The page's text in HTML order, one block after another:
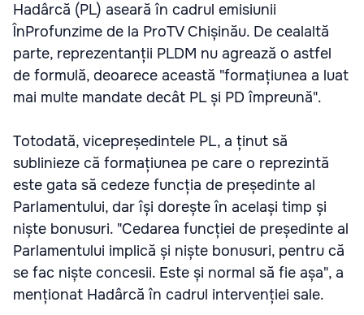
Hadârcă (PL) aseară în cadrul emisiunii
ÎnProfunzime de la ProTV Chișinău. De cealaltă
parte, reprezentanții PLDM nu agrează o astfel
de formulă, deoarece această "formațiunea a luat
mai multe mandate decât PL și PD împreună".
Totodată, vicepreședintele PL, a ținut să
sublinieze că formațiunea pe care o reprezintă
este gata să cedeze funcția de președinte al
Parlamentului, dar își dorește în același timp și
niște bonusuri. "Cedarea funcției de președinte al
Parlamentului implică și niște bonusuri, pentru că
se fac niște concesii. Este și normal să fie așa", a
menționat Hadârcă în cadrul intervenției sale.